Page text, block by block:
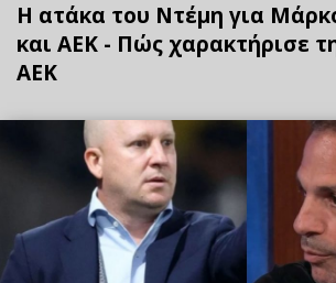
Η ατάκα του Ντέμη για
και ΑΕΚ - Πώς χαρακτήρισε
ΑΕΚ